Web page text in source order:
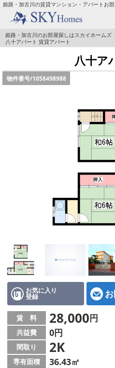
姫路・加古川の賃貸マンション・アパートお
TOPページ
都市ガス·オール電化
☆新築物件☆
☆ペット飼育可能物件☆
地域から探す
地図から探す
スタッフ紹介
店舗情報·アクセス
会社概要
メールでお問い合わせ
姫路・加古川のお部屋探しはスカイホームズ
八十アパート 賃貸アパート
八十ア
物件番号/1058498988
お気に入り
登録
賃 料 28,000円
共益費 0円
間取り 2K
専有面積 36.43㎡